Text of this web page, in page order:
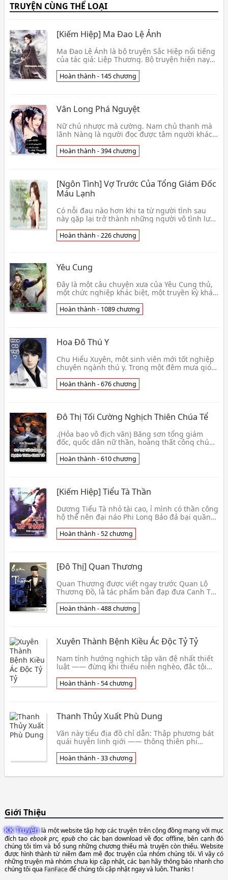
TRUYỆN CÙNG THỂ LOẠI
[Kiếm Hiệp] Ma Đao Lệ Ảnh
Ma Đao Lệ Ảnh là bộ truyện Sắc Hiệp nổi tiếng
của tác giả: Liệp Thương. Bộ truyện hiện nay
đàn truyện. Tình Trạng : [Hoàn thành - 145]
Nguồn : Sưu tầm Internet Tải về đọc Offline
Hoàn thành - 145 chương
Vân Long Phá Nguyệt
Nữ chủ nhược mà cường. Nam chủ thanh mà
lãnh Nàng là người đọc được tâm người khác
yêu nhất của nàng Lôi ca ca chết ,nàng xuyên
không vào làm Vân tam tiểu
Hoàn thành - 394 chương
[Ngôn Tình] Vợ Trước Của Tổng Giám Đốc
Máu Lạnh
Có nỗi đau nào hơn khi ta từ người tình sau
này gặp lại trở thành những người vô tình lướt
nhau đậm sâu mà vì những lỗi lầm trong quá
khứ truyện tình yêu
Hoàn thành - 226 chương
Yêu Cung
Đây là một câu chuyện xưa của Yêu Cung thủ,
một chức nghiệp khác biệt, một truyền kỳ khác
hắn không có phong phạm bá vương kinh sợ
lòng người, hắn có đư
Hoàn thành - 1089 chương
Hoa Đô Thú Y
Chu Hiểu Xuyên, một sinh viên mới tốt nghiệp
chuyên ngành thú y. Trong một đêm mưa gió
thân phỏng nặng. Sau đó Chu Hiểu Xuyên có
được năng lực nói chuyện
Hoàn thành - 676 chương
Đô Thị Tối Cường Nghịch Thiên Chúa Tể
.(Hỏa bạo vô địch văn) Băng sơn tổng giám
đốc, quốc dân nữ thần, hoàng thất công chúa?
vương, Tiên Đế chuyển thế, tối cường Kiếm
Thần, hệ thống cường giả? Ta vô địch, các
Hoàn thành - 610 chương
[Kiếm Hiệp] Tiểu Tà Thần
Dương Tiểu Tà nhỏ tài cao, ỉ mình có thần công
hộ thể nên đại náo Phi Long Bảo đả bại quần
là Vĩ Diệu Cầm. Ðọc Tiểu Tà Thần để chứng
kiến những phe đấu trí đấu lực vô cùng gay
Hoàn thành - 52 chương
[Đô Thị] Quan Thương
Quan Thương được viết ngay trước Quan Lộ
Thương Đồ, là tác phẩm bàn đạp đưa Canh Tục
rồi tạo nên một Canh Tục độc bá ở thể loại
“thương chiến”, tác phẩm đượ
Hoàn thành - 488 chương
Xuyên Thành Bệnh Kiều Ác Độc Tỷ Tỷ
Nam tính hướng nghịch tập văn đệ nhất thiết
luật —— đừng khi thiếu niên nghèo, đắc tội
Viên liền xuyên việt thành kia trong truyền
thuyết ức hiếp qua nghèo thiếu niên ác độc tỷ
Hoàn thành - 54 chương
Thanh Thủy Xuất Phù Dung
Văn này tiểu địa đồ chỉ dẫn: Thập phương bát
quái huyễn linh giới —— thông thiên phi
Thanh Thủy trong mọc ra. Thanh Thủy thành
tinh thay đổi người ngày đó
Hoàn thành - 33 chương
Giới Thiệu
KK Truyệnlà một website tập hợp các truyện trên cộng đồng mạng với mục
đích tạoebook prc, epubcho các bạn download về đọc offline, bên cạnh đó
chúng tôi tìm và bổ sung những chương thiếu mà truyện còn thiếu. Website
được hình thành từ niềm đam mê đọc truyện của nhóm chúng tôi. Vì vậy có
những truyện mà nhóm chưa kịp cập nhật, các bạn hãy thông báo nhanh cho
chúng tôi qua FanFaceđể chúng tôi cập nhật ngay và luôn. Thanks !